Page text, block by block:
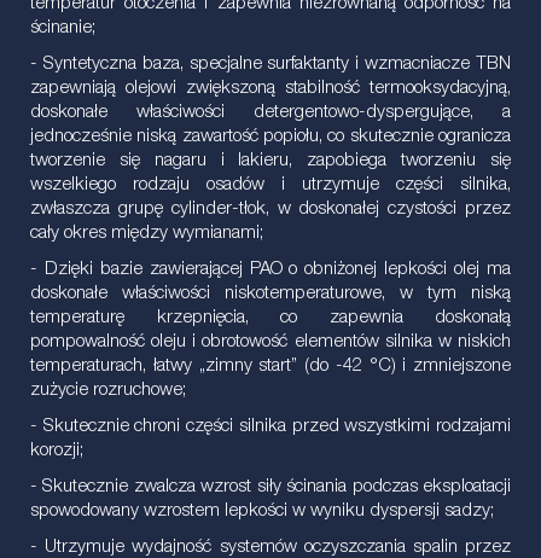
temperatur otoczenia i zapewnia niezrównaną odporność na
ścinanie;
- Syntetyczna baza, specjalne surfaktanty i wzmacniacze TBN
zapewniają olejowi zwiększoną stabilność termooksydacyjną,
doskonałe właściwości detergentowo-dyspergujące, a
jednocześnie niską zawartość popiołu, co skutecznie ogranicza
tworzenie się nagaru i lakieru, zapobiega tworzeniu się
wszelkiego rodzaju osadów i utrzymuje części silnika,
zwłaszcza grupę cylinder-tłok, w doskonałej czystości przez
cały okres między wymianami;
- Dzięki bazie zawierającej PAO o obniżonej lepkości olej ma
doskonałe właściwości niskotemperaturowe, w tym niską
temperaturę krzepnięcia, co zapewnia doskonałą
pompowalność oleju i obrotowość elementów silnika w niskich
temperaturach, łatwy „zimny start” (do -42 °C) i zmniejszone
zużycie rozruchowe;
- Skutecznie chroni części silnika przed wszystkimi rodzajami
korozji;
- Skutecznie zwalcza wzrost siły ścinania podczas eksploatacji
spowodowany wzrostem lepkości w wyniku dyspersji sadzy;
- Utrzymuje wydajność systemów oczyszczania spalin przez